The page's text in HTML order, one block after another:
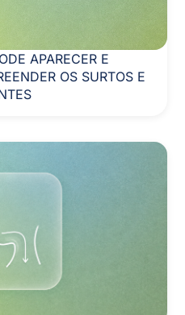
APARECER E
OS SURTOS E